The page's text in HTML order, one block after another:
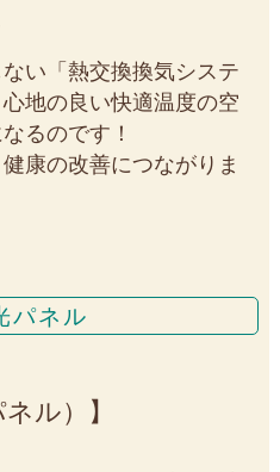
い「熱交換換気システ
地の良い快適温度の空
るのです！
康の改善につながりま
パネル
ル）